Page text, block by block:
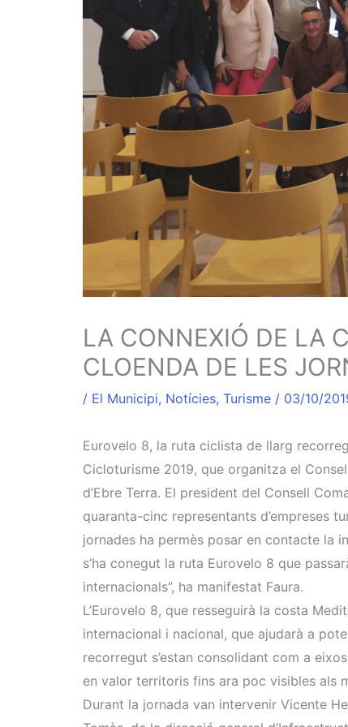
LA CONNEXIÓ DE LA
CLOENDA DE LES
/ El Municipi, Notícies, Turisme / 03/10/
Eurovelo 8, la ruta ciclista de llarg
Cicloturisme 2019, que organitza el
d’Ebre Terra. El president del Consell
quaranta-cinc representants d’empreses
jornades ha permès posar en contacte la
s’ha conegut la ruta Eurovelo 8 que
internacionals”, ha manifestat Faura.
L’Eurovelo 8, que resseguirà la costa
internacional i nacional, que ajudarà a
recorregut s’estan consolidant com a
en valor territoris fins ara poc visibles als
Durant la jornada van intervenir Vicente